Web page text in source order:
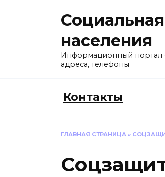
населения
Информационный портал
адреса, телефоны
Контакты
ГЛАВНАЯ СТРАНИЦА »